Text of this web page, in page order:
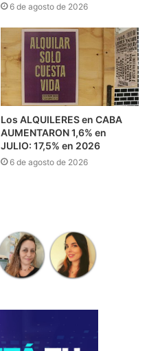
6 de agosto de 2026
Los ALQUILERES en CABA
AUMENTARON 1,6% en
JULIO: 17,5% en 2026
6 de agosto de 2026